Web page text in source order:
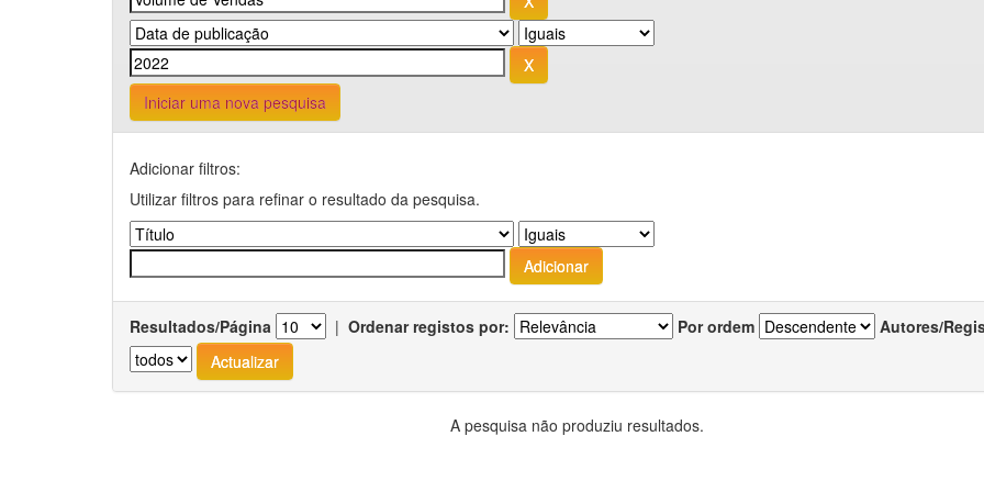
Iniciar uma nova pesquisa
Adicionar filtros:
Utilizar filtros para refinar o resultado da pesquisa.
Resultados/Página | Ordenar registos por: Por ordem Autores/
A pesquisa não produziu resultados.